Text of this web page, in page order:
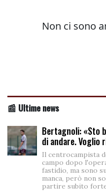
📰 Ultime news
Bertagnoli: «Sto
di andare. Voglio
Il centrocampista
campo dopo
fastidio, ma sono
manca, però non
partire subito